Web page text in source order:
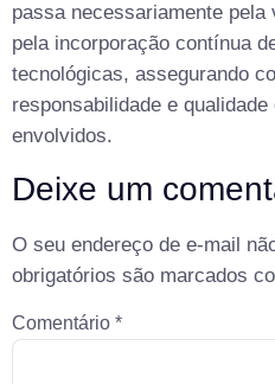
passa necessariamente
pela incorporação contínua
tecnológicas, assegurando
responsabilidade e
envolvidos.
Deixe um
O seu endereço de e-mail
obrigatórios são marcados
Comentário *